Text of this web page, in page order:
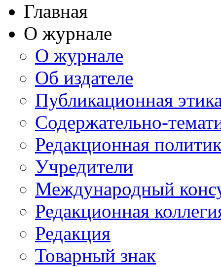
Главная
О журнале
О журнале
Об издателе
Публикационная
Содержательно-
Редакционная
Учредители
Международный
Редакционная
Редакция
Товарный знак